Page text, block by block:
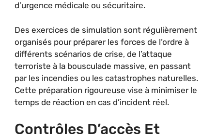
d’urgence médicale ou sécuritaire.
Des exercices de simulation sont régulièrement
organisés pour préparer les forces de l’ordre à
différents scénarios de crise, de l’attaque
terroriste à la bousculade massive, en passant
par les incendies ou les catastrophes naturelles.
Cette préparation rigoureuse vise à minimiser le
temps de réaction en cas d’incident réel.
Contrôles D’accès Et